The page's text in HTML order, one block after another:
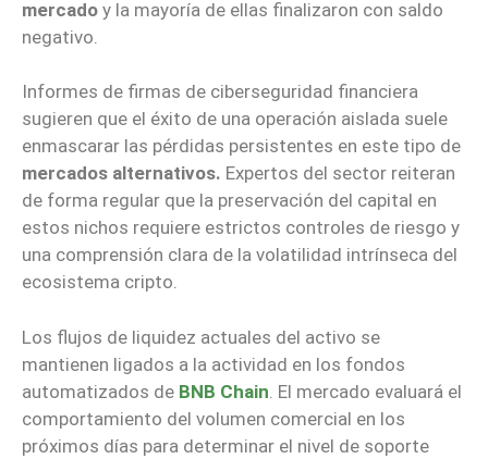
mercado y la mayoría de ellas finalizaron con saldo
negativo.
Informes de firmas de ciberseguridad financiera
sugieren que el éxito de una operación aislada suele
enmascarar las pérdidas persistentes en este tipo de
mercados alternativos. Expertos del sector reiteran
de forma regular que la preservación del capital en
estos nichos requiere estrictos controles de riesgo y
una comprensión clara de la volatilidad intrínseca del
ecosistema cripto.
Los flujos de liquidez actuales del activo se
mantienen ligados a la actividad en los fondos
automatizados de BNB Chain . El mercado evaluará el
comportamiento del volumen comercial en los
próximos días para determinar el nivel de soporte